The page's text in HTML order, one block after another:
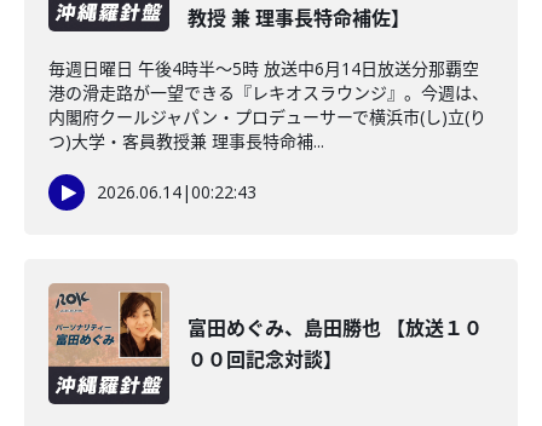
教授 兼 理事長特命補佐】
毎週日曜日 午後4時半～5時 放送中6月14日放送分那覇空
港の滑走路が一望できる『レキオスラウンジ』。今週は、
内閣府クールジャパン・プロデューサーで横浜市(し)立(り
つ)大学・客員教授兼 理事長特命補...
2026.06.14|00:22:43
富田めぐみ、島田勝也 【放送１０
００回記念対談】